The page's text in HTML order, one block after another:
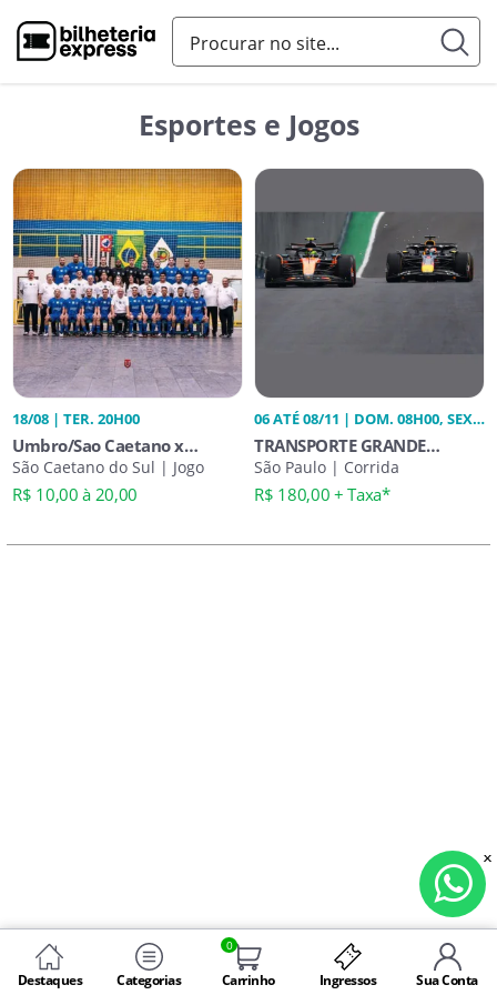
Destaques Categorias
0
Carrinho Ingressos Sua Conta
Esportes e Jogos
18/08 | TER. 20H00
Umbro/Sao Caetano x
Corinthians - Campeonato
Paulista 2026
São Caetano do Sul | Jogo
R$ 10,00 à 20,00
06 ATÉ 08/11 | DOM. 08H00, SEX.
08H00, SÁB. 08H00
TRANSPORTE GRANDE
PRÊMIO FÓRMULA1 2026
São Paulo | Corrida
R$ 180,00 + Taxa*